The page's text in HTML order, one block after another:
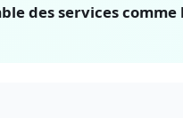
des services